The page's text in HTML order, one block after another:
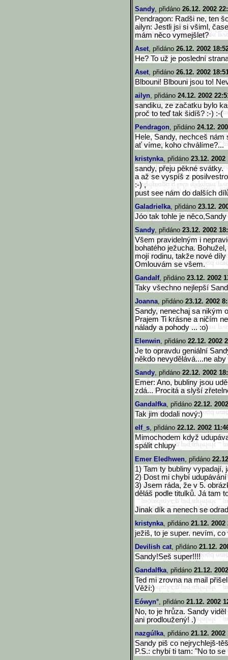
Sandy, přidáno 26.12. 2002
Pendragon: Radši ne, ten
ailyn: Jestli jsi si všiml,
mám něco vymejšlet?
Aset, přidáno 26.12. 2002
He? To už je poslední
Aset, přidáno 26.12. 2002
Blbouni! Blbouni jsou to!
ailyn, přidáno 24.12. 2002
sandiku, ze začatku bylo
proč to teď tak šidíš? :-) :-(
Pendragon, přidáno 24.12.
Hele, Sandy, nechceš
ať víme, koho chválíme?...
kristynka, přidáno 23.12. 2002
sandy, přeju pěkné svátky.
a až se vyspíš z
:-) ,
pust see nám do dalších
Galadrielka, přidáno 23.12.
Jóo tak tohle je
Sandy, přidáno 23.12. 2002
Všem pravidelným i
bohatého ježucha.
mojí rodinu, takže nové
Omlouvám se všem.
Gandalf, přidáno 23.12. 2002
Taky všechno nejlepší
Joanna, přidáno 23.12. 2002
Sandy, nenechaj sa nikým
Prajem Ti krásne a ničím
nálady a pohody ... :o)
Elenwin, přidáno 22.12. 2002
Je to opravdu geniální
někdo nevydělává....ne
Sandy, přidáno 22.12. 2002
Emer: Ano, bubliny jsou
zdá... Procitá a slyší
Gandalfka, přidáno 22.12.
Tak jim dodali nový:)
elf_s, přidáno 22.12. 2002
Mimochodem když
spálit chlupy
Emer Eledhwen, přidáno
1) Tam ty bubliny
2) Dost mi chybí udupávání
3) Jsem ráda, že v 5.
děláš podle titulků. Já tam
Jinak dík a nenech se
kristynka, přidáno 21.12. 2002
ježiš, to je super. nevím,
Devilish cat, přidáno 21.12.
Sandy!Seš super!!!!
Gandalfka, přidáno 21.12.
Ted mi zrovna na mail
Věží:)
Eówyn°, přidáno 21.12. 2002
No, to je hrůza. Sandy
ani prodloužený! .)
nazgúlka, přidáno 21.12. 2002
Sandy piš co nejrychlejš-
P.S.: chybí ti tam: "No to